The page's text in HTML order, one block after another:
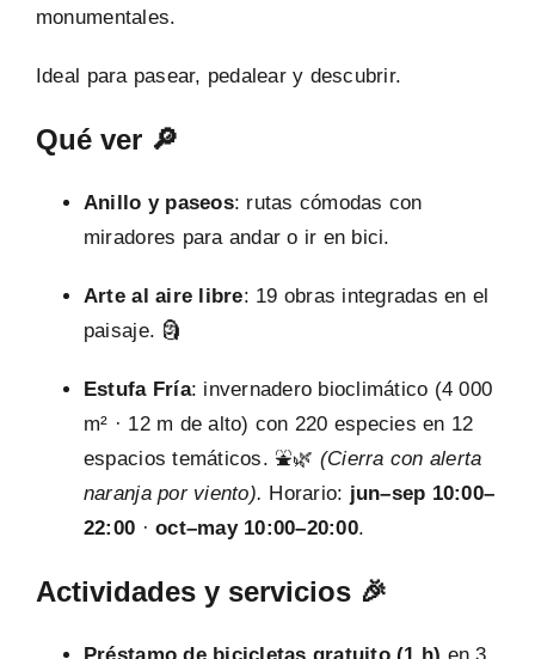
monumentales.
Ideal para pasear, pedalear y descubrir.
Qué ver 🔎
Anillo y paseos: rutas cómodas con
miradores para andar o ir en bici.
Arte al aire libre: 19 obras integradas en el
paisaje. 🗿
Estufa Fría: invernadero bioclimático (4 000
m² · 12 m de alto) con 220 especies en 12
espacios temáticos. ⛲🌿 (Cierra con alerta
naranja por viento). Horario: jun–sep 10:00–
22:00 ·oct–may 10:00–20:00.
Actividades y servicios 🎉